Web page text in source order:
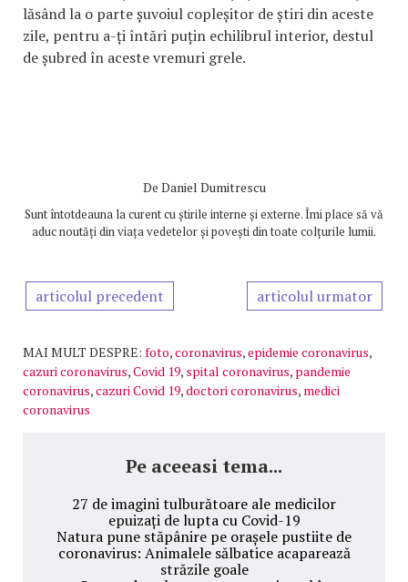
lăsând la o parte șuvoiul copleșitor de știri din aceste
zile, pentru a-ți întări puțin echilibrul interior, destul
de șubred în aceste vremuri grele.
De Daniel Dumitrescu
Sunt întotdeauna la curent cu știrile interne și externe. Îmi place să vă
aduc noutăți din viața vedetelor și povești din toate colțurile lumii.
articolul precedent articolul urmator
MAI MULT DESPRE: foto,coronavirus,epidemie coronavirus,
cazuri coronavirus,Covid 19, spital coronavirus, pandemie
coronavirus,cazuri Covid 19,doctori coronavirus, medici
coronavirus
Pe aceeasi tema...
27 de imagini tulburătoare ale medicilor
epuizați de lupta cu Covid-19
Natura pune stăpânire pe orașele pustiite de
coronavirus: Animalele sălbatice acaparează
străzile goale